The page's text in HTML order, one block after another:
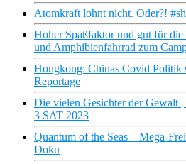
Atomkraft lohnt nicht. Oder?!
Hoher Spaßfaktor und gut für
und Amphibienfahrrad zum
Hongkong: Chinas Covid Politik
Reportage
Die vielen Gesichter der Gewalt
3 SAT 2023
Quantum of the Seas – Mega-
Doku